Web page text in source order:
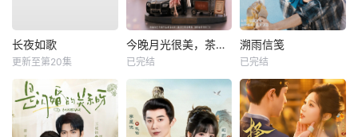
长夜如歌
更新至第20集
今晚月光很美，茶香四溢
已完结
溯雨信笺
已完结